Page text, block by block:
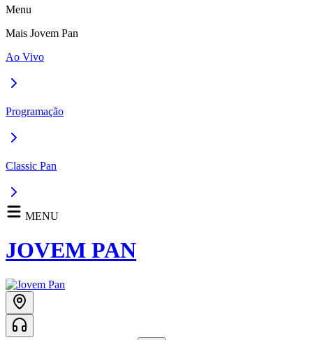
Menu
Mais Jovem Pan
Ao Vivo
Programação
Classic Pan
MENU
JOVEM PAN